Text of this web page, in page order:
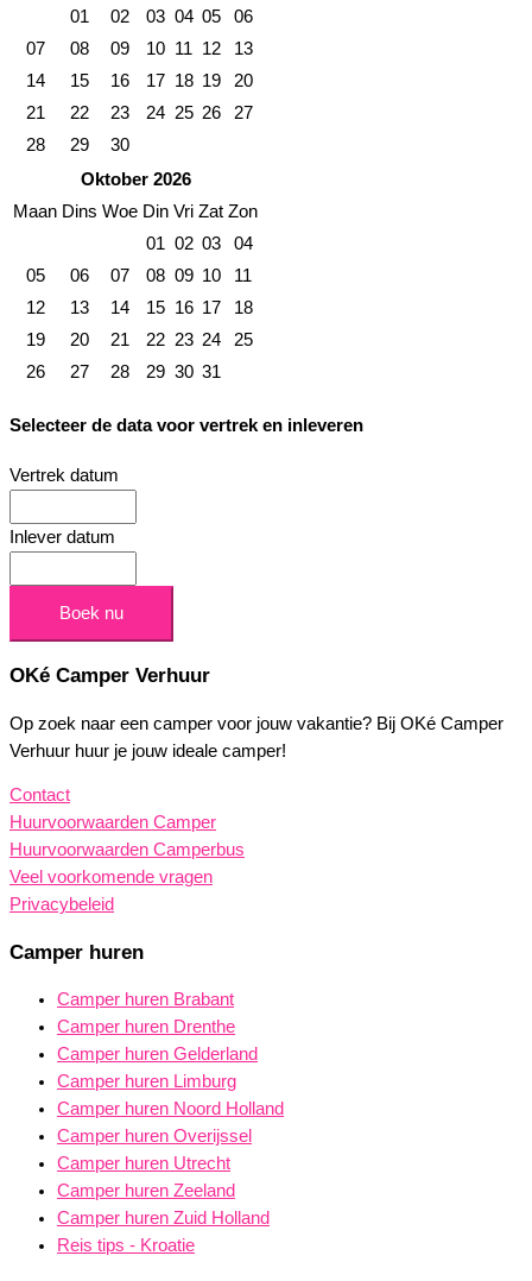
01
02 03 04 05
06
07
08 09 10 11 12
13
14
15 16 17 18 19
20
21
22 23 24 25 26
27
28
29
30
Oktober 2026
Maan Dins Woe Din Vri Zat Zon
01 02 03
04
05
06 07 08 09 10
11
12
13 14 15 16 17
18
19
20 21 22 23 24
25
26
27 28 29 30 31
Selecteer de data voor vertrek en inleveren
Vertrek datum
Inlever datum
OKé Camper Verhuur
Op zoek naar een camper voor jouw vakantie? Bij OKé Camper
Verhuur huur je jouw ideale camper!
Contact
Huurvoorwaarden Camper
Huurvoorwaarden Camperbus
Veel voorkomende vragen
Privacybeleid
Camper huren
Camper huren Brabant
Camper huren Drenthe
Camper huren Gelderland
Camper huren Limburg
Camper huren Noord Holland
Camper huren Overijssel
Camper huren Utrecht
Camper huren Zeeland
Camper huren Zuid Holland
Reis tips - Kroatie